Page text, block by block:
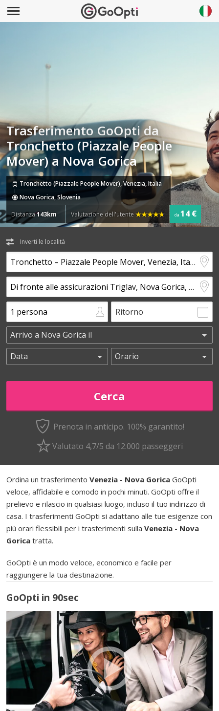
Trasferimento GoOpti da
Tronchetto (Piazzale People
Mover) a Nova Gorica
Tronchetto (Piazzale People Mover), Venezia, Italia
Nova Gorica, Slovenia
Distanza143km Valutazione dell'utente da 14 €
Inverti le località
Ritorno
Prenota in anticipo. 100% garantito!
Valutato 4,7/5 da 12.000 passeggeri
Ordina un trasferimentoVenezia - Nova Gorica GoOpti
veloce, affidabile e comodo in pochi minuti. GoOpti offre il
prelievo e rilascio in qualsiasi luogo, incluso il tuo indirizzo di
casa. I trasferimenti GoOpti si adattano alle tue esigenze con
più orari flessibili per i trasferimenti sullaVenezia - Nova
Gorica tratta.
GoOpti è un modo veloce, economico e facile per
raggiungere la tua destinazione.
GoOpti in 90sec